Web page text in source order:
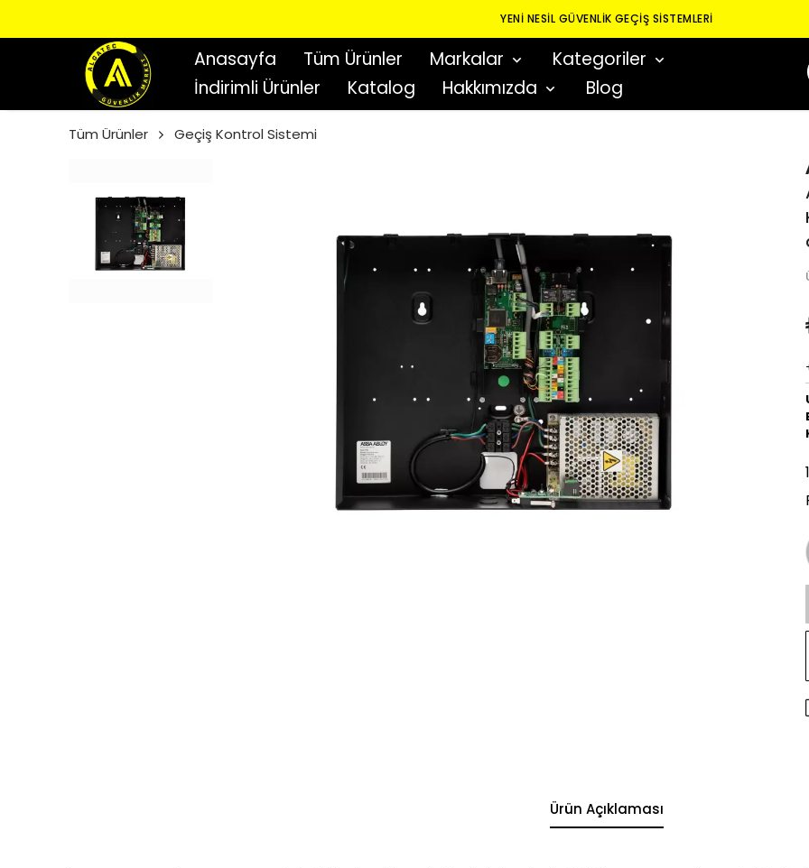
YENI NESIL GÜVENLIK GEÇIŞ SISTEMLERI
Anasayfa Tüm Ürünler Markalar
Kategoriler
İndirimli Ürünler
Katalog Hakkımızda Blog
Tüm Ürünler Geçiş Kontrol Sistemi
Ürün Açıklaması